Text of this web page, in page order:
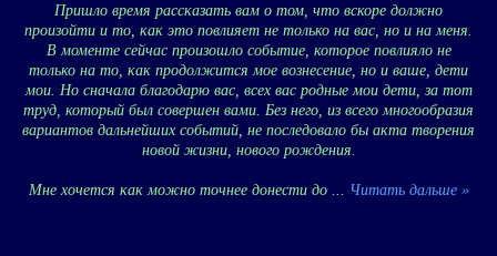
Пришло время рассказать вам о том, что вскоре должно
произойти и то, как это повлияет не только на вас, но и на меня.
В моменте сейчас произошло событие, которое повлияло не
только на то, как продолжится мое вознесение, но и ваше, дети
мои. Но сначала благодарю вас, всех вас родные мои дети, за тот
труд, который был совершен вами. Без него, из всего многообразия
вариантов дальнейших событий, не последовало бы акта творения
новой жизни, нового рождения.
Мне хочется как можно точнее донести до Читать дальше »